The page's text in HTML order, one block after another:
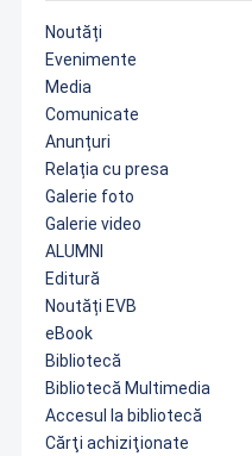
Noutăți
Evenimente
Media
Comunicate
Anunțuri
Relația cu presa
Galerie foto
Galerie video
ALUMNI
Editură
Noutăți EVB
eBook
Bibliotecă
Bibliotecă Multimedia
Accesul la bibliotecă
Cărţi achiziţionate